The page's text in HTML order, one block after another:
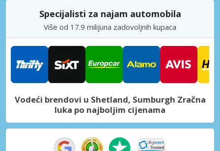
Specijalisti za najam automobila
Više od 17.9 milijuna zadovoljnih kupaca
Vodeći brendovi u Shetland, Sumburgh Zračna
luka po najboljim cijenama